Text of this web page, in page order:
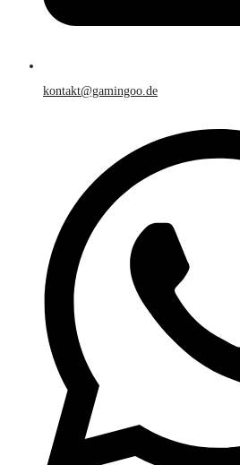
kontakt@gamingoo.de